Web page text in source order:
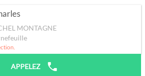
MONTAGNE
APPELEZ